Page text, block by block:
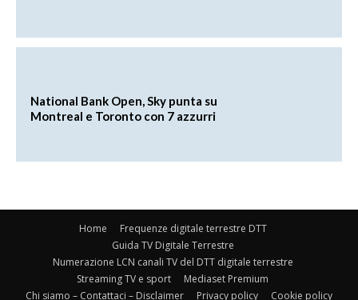
National Bank Open, Sky punta su
Montreal e Toronto con 7 azzurri
Home
Frequenze digitale terrestre DTT
Guida TV Digitale Terrestre
Numerazione LCN canali TV del DTT digitale terrestre
Streaming TV e sport
Mediaset Premium
Chi siamo – Contattaci – Disclaimer
Privacy policy Cookie policy